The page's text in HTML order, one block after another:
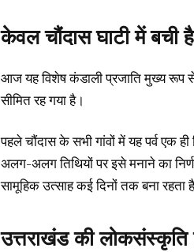
केवल चौंदास घाटी में बची
आज यह विशेष कंडाली प्रजाति मुख्य रूप
सीमित रह गया है।
पहले चौंदास के सभी गांवों में यह पर्व एक
अलग-अलग तिथियों पर इसे मनाने का
सामूहिक उत्साह कई दिनों तक बना रहता
उत्तराखंड की